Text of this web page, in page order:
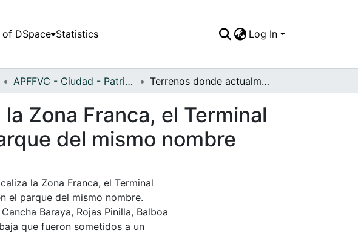
DSpace Statistics Log In
APFFVC - Ciudad - Patrimonial Terrenos donde actualmente se localiza la Zona Franca, el Terminal Marítimo, y la Estación Cisneros en el parque del mismo nombre
Zona Franca, el Terminal
del mismo nombre
la Zona Franca, el Terminal
el parque del mismo nombre.
Baraya, Rojas Pinilla, Balboa
que fueron sometidos a un